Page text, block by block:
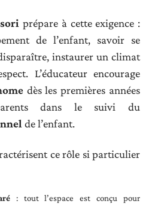
prépare à cette exigence :
de l’enfant, savoir se
instaurer un climat
L’éducateur encourage
dès les premières années
dans le suivi du
de l’enfant.
ce rôle si particulier
: tout l’espace est conçu pour